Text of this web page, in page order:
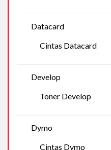
Datacard
Cintas Datacard
Develop
Toner Develop
Dymo
Cintas Dymo